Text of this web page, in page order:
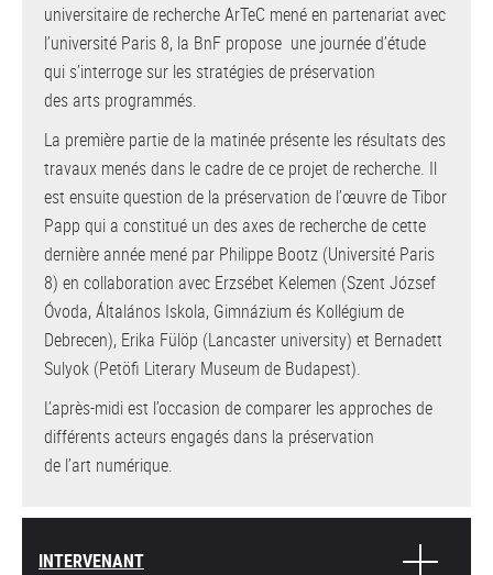
universitaire de recherche ArTeC mené en partenariat avec
l’université Paris 8, la BnF propose une journée d’étude
qui s’interroge sur les stratégies de préservation
des arts programmés.
La première partie de la matinée présente les résultats des
travaux menés dans le cadre de ce projet de recherche. Il
est ensuite question de la préservation de l’œuvre de Tibor
Papp qui a constitué un des axes de recherche de cette
dernière année mené par Philippe Bootz (Université Paris
8) en collaboration avec Erzsébet Kelemen (Szent József
Óvoda, Általános Iskola, Gimnázium és Kollégium de
Debrecen), Erika Fülöp (Lancaster university) et Bernadett
Sulyok (Petöfi Literary Museum de Budapest).
L’après-midi est l’occasion de comparer les approches de
différents acteurs engagés dans la préservation
de l’art numérique.
INTERVENANT